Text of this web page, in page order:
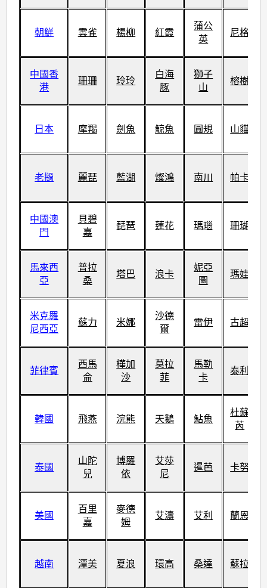
朝鮮 雲雀 楊柳 紅霞
蒲公
英
尼格
中國香
港
珊珊 玲玲
白海
豚
獅子
山
榕樹
日本 摩羯 劍魚 鯨魚 圓規 山貓
老撾 麗琵 藍湖 燦鴻 南川 帕卡
中國澳
門
貝碧
嘉
琵琶 蓮花 瑪瑙 珊瑚
馬來西
亞
普拉
桑
塔巴 浪卡
妮亞
圖
瑪娃
米克羅
尼西亞
蘇力 米娜
沙德
爾
雷伊 古超
菲律賓
西馬
侖
樺加
沙
莫拉
菲
馬勒
卡
泰利
韓國 飛燕 浣熊 天鵝 鮎魚
杜蘇
芮
泰國
山陀
兒
博羅
依
艾莎
尼
暹芭 卡努
美國
百里
嘉
麥德
姆
艾濤 艾利 蘭恩
越南 潭美 夏浪 環高 桑達 蘇拉